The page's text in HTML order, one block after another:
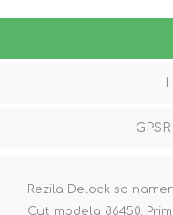
Rezila Delock so
Cut modela 86450.